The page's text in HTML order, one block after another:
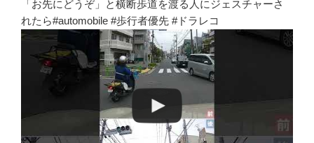
「お先にどうぞ」と横断歩道を渡る人にジェスチャーさ
れたら#automobile #歩行者優先 #ドラレコ